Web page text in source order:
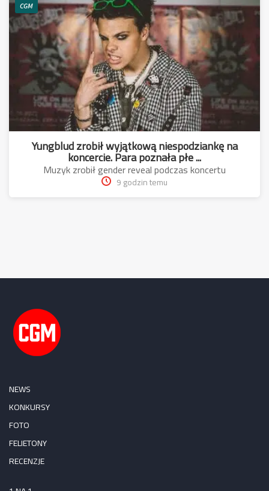
CGM
Yungblud zrobił wyjątkową niespodziankę na
koncercie. Para poznała płe ...
Muzyk zrobił gender reveal podczas koncertu
9 godzin temu
NEWS
KONKURSY
FOTO
FELIETONY
RECENZJE